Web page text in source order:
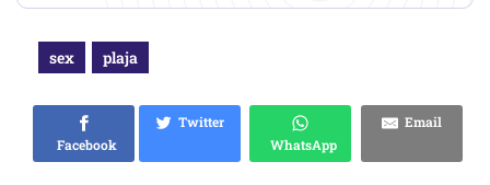
sex plaja
Facebook
Twitter
WhatsApp
Email